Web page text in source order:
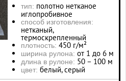
тип: полотно нетканое
иглопробивное
способ изготовления:
нетканый,
термоскрепленный
плотность: 450 г/м²
ширина рулона: от 1 до 6 м
длина в рулоне: 50 – 100 м
цвет: белый, серый